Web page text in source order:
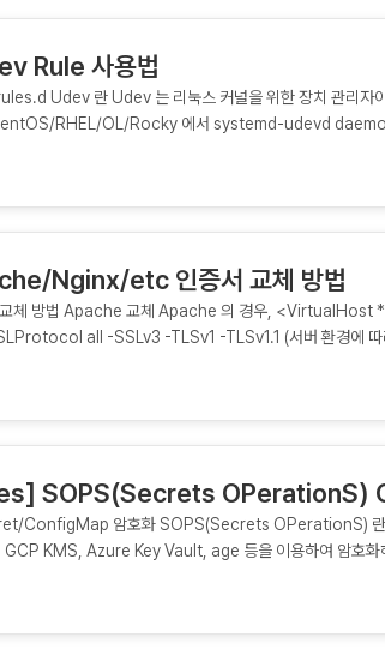
Rule 사용법
Udev 란 Udev 는 리눅스 커널을 위한 장치 관리
RHEL/OL/Rocky 에서 systemd-udevd
장치의 상세 정보를 확인해야된다. 아래는 장치의 기
0000:80:08.3/0000:83:00.0/ata2/host1/
S: disk/by-
dev/disk/by-id/ata-
pci0000:80/0000:80:08.3/0000:83:00.0/
Nginx/etc 인증서 교체 방법
체 방법 Apache 교체 Apache 의 경우, <VirtualHost
all -SSLv3 -TLSv1 -TLSv1.1 (서버 환경에
SSLCertificateFile /인증서파일경로/서
인인증서ex. chain-bundle.pem SSLCACertificateFile /
</VirtualHost> 위와 같이
option 이 별도로 분리되어 있습니다. 각각 option 형
SOPS(Secrets OPerationS)
ConfigMap 암호화 SOPS(Secrets OPerationS) 란?
GCP KMS, Azure Key Vault, age 등을 이용하여 암호
git repository 에 실수로 Push 하여 침해 사고를 겪는
혹은 Secret 을 Sealed 하여 Git 에 Push 하는 방